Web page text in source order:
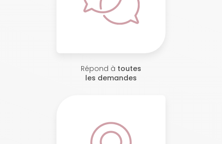
Répond à toutes
les demandes